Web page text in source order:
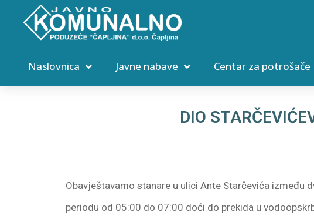
Naslovnica Javne nabave Centar za potrošače
DIO
Obavještavamo stanare u ulici Ante Starčevića između
periodu od 05:00 do 07:00 doći do prekida u